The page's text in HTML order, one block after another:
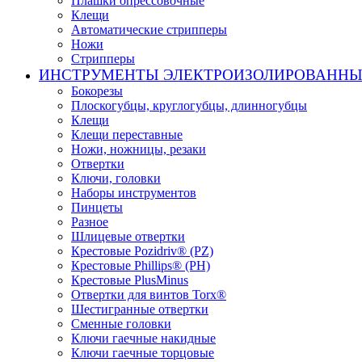
Клещи
Автоматические стрипперы
Ножи
Стрипперы
ИНСТРУМЕНТЫ
Бокорезы
Плоскогубцы, круглогубцы, длинногубцы
Клещи
Клещи переставные
Ножи, ножницы, резаки
Отвертки
Ключи, головки
Наборы инструментов
Пинцеты
Разное
Шлицевые отвертки
Крестовые Pozidriv® (PZ)
Крестовые Phillips® (PH)
Крестовые PlusMinus
Отвертки для винтов Torx®
Шестигранные отвертки
Сменные головки
Ключи гаечные накидные
Ключи гаечные торцовые